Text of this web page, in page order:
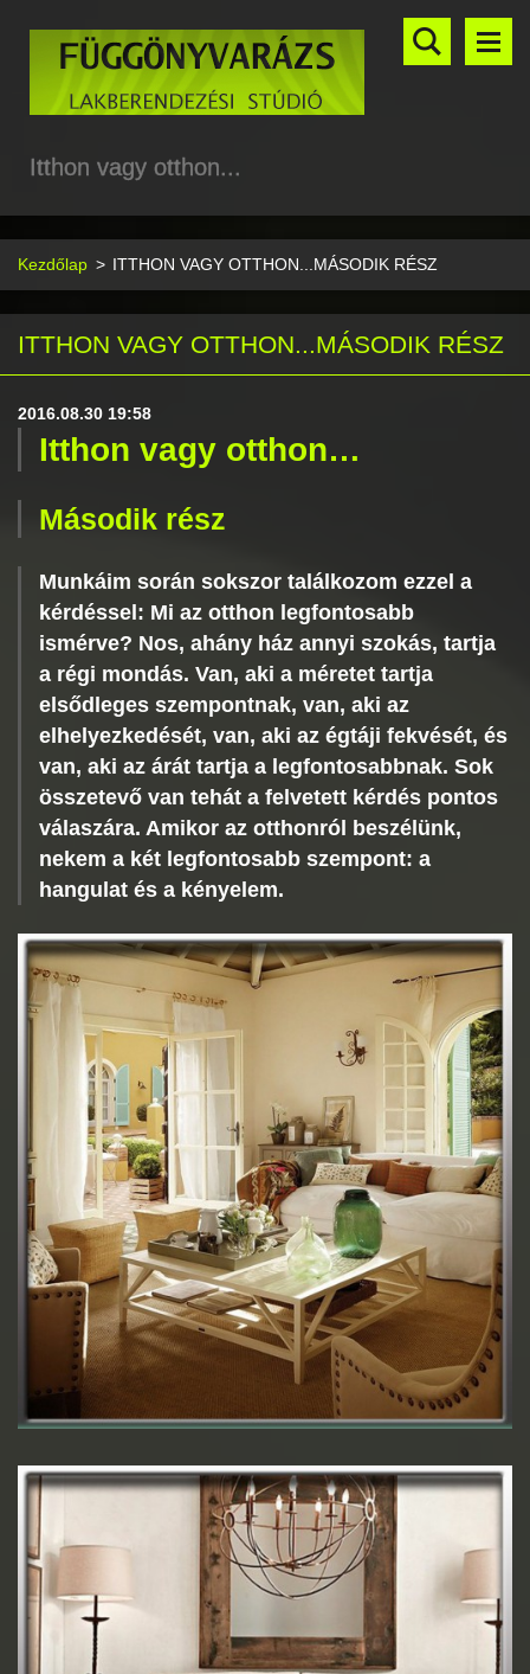
Itthon vagy otthon...
Kezdőlap > ITTHON VAGY OTTHON...MÁSODIK RÉSZ
ITTHON VAGY OTTHON...MÁSODIK RÉSZ
2016.08.30 19:58
Itthon vagy otthon…
Második rész
Munkáim során sokszor találkozom ezzel a
kérdéssel: Mi az otthon legfontosabb
ismérve? Nos, ahány ház annyi szokás, tartja
a régi mondás. Van, aki a méretet tartja
elsődleges szempontnak, van, aki az
elhelyezkedését, van, aki az égtáji fekvését, és
van, aki az árát tartja a legfontosabbnak. Sok
összetevő van tehát a felvetett kérdés pontos
válaszára. Amikor az otthonról beszélünk,
nekem a két legfontosabb szempont: a
hangulat és a kényelem.